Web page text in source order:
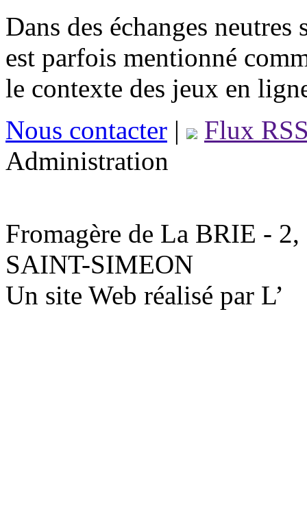
Dans des échanges
est parfois mentionné
le contexte des jeux en
Nous contacter |
Flux
Administration
Fromagère de La BRIE -
SAINT-SIMEON
Un site Web réalisé par L’